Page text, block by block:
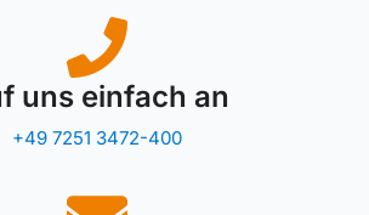
uns einfach an
+49 7251 3472-400